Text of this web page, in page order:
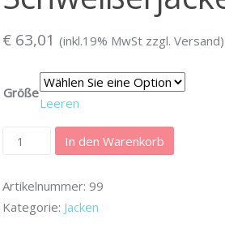
€ 63,01 (inkl.19% MwSt zzgl. Versand)
Größe
Leeren
Schweißerjacke
Rind-/
Vollleder
In den Warenkorb
Artikelnummer: 99
Kategorie: Jacken